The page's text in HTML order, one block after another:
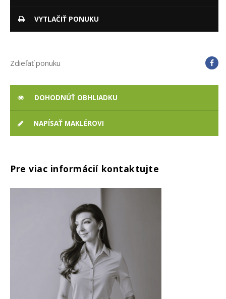
VYTLAČIŤ PONUKU
Zdieľať ponuku
DOHODNÚŤ OBHLIADKU
NAPÍSAŤ MAKLÉROVI
Pre viac informácií kontaktujte